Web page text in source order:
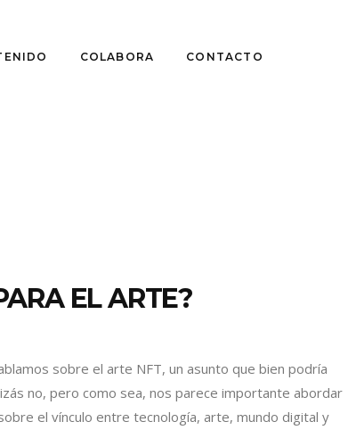
COLABORA CONTACTO
EL ARTE?
sobre el arte NFT, un asunto que bien podría
no, pero como sea, nos parece importante abordar
el vínculo entre tecnología, arte, mundo digital y